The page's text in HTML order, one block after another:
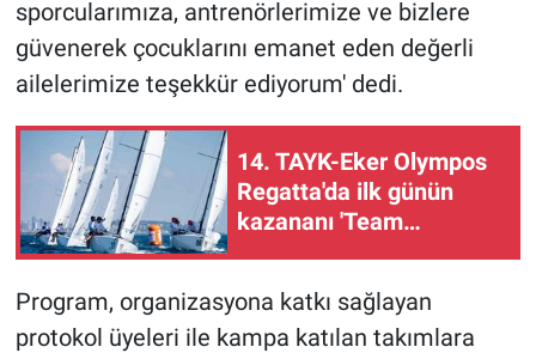
sporcularımıza, antrenörlerimize ve bizlere
güvenerek çocuklarını emanet eden değerli
ailelerimize teşekkür ediyorum' dedi.
14. TAYK-Eker Olympos
Regatta'da ilk günün
kazananı 'Team
Program, organizasyona katkı sağlayan
protokol üyeleri ile kampa katılan takımlara